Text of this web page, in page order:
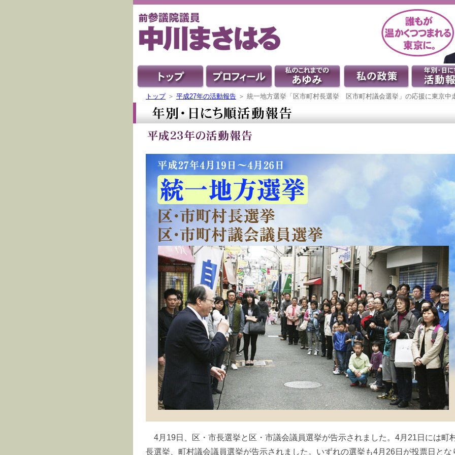
トップ＞ 平成27年の活動報告 ＞ 統一地方選挙「区市町村長選挙 区市町村議会選挙」の応援に東京中
4月19日、区・市長選挙と区・市議会議員選挙が告示されました。4月21日には町
長選挙、町村議会議員選挙が告示されました。いずれの選挙も4月26日が投票日とな